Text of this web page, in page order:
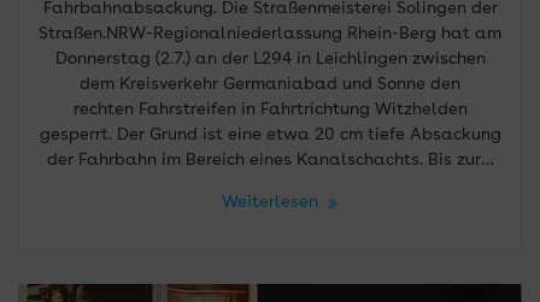
Fahrbahnabsackung. Die Straßenmeisterei Solingen der
Straßen.NRW-Regionalniederlassung Rhein-Berg hat am
Donnerstag (2.7.) an der L294 in Leichlingen zwischen
dem Kreisverkehr Germaniabad und Sonne den
rechten Fahrstreifen in Fahrtrichtung Witzhelden
gesperrt. Der Grund ist eine etwa 20 cm tiefe Absackung
der Fahrbahn im Bereich eines Kanalschachts. Bis zur…
Weiterlesen